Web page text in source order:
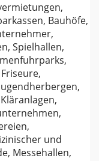
Bauhöfe,
Spielhallen,
und
Messehallen,